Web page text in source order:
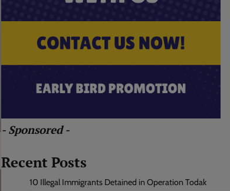
- Sponsored -
Recent Posts
10 Illegal Immigrants Detained in Operation Todak